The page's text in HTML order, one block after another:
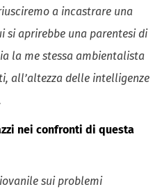
a incastrare una
si aprirebbe una parentesi di
la me stessa ambientalista
all’altezza delle intelligenze
nei confronti di questa
sui problemi